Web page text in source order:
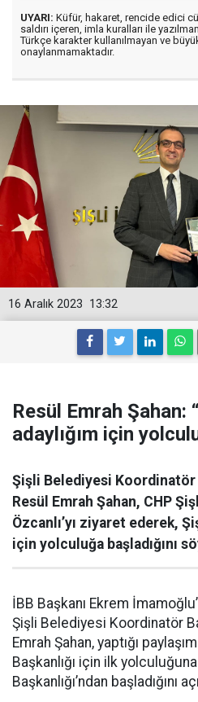
UYARI: Küfür, hakaret, rencide edici
saldırı içeren, imla kuralları ile
Türkçe karakter kullanılmayan ve
onaylanmamaktadır.
13:32
16 Aralık 2023
Resül Emrah Şahan:
adaylığım için
Şişli Belediyesi Koordinatör
Resül Emrah Şahan, CHP
Özcanlı’yı ziyaret ederek,
için yolculuğa başladığını
İBB Başkanı Ekrem
Şişli Belediyesi Koordinatör
Emrah Şahan, yaptığı
Başkanlığı için ilk
Başkanlığı’ndan başladığını